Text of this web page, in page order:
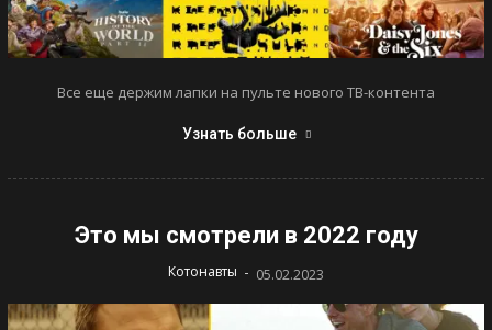
Все еще держим лапки на пульте нового ТВ-контента
Узнать больше
Это мы смотрели в 2022 году
Котонавты - 05.02.2023